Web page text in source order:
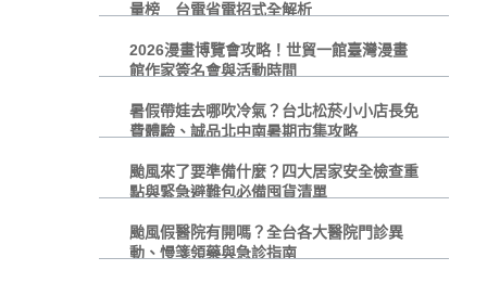
量榜 台電省電招式全解析
2026漫畫博覽會攻略！世貿一館臺灣漫畫
館作家簽名會與活動時間
暑假帶娃去哪吹冷氣？台北松菸小小店長免
費體驗、誠品北中南暑期市集攻略
颱風來了要準備什麼？四大居家安全檢查重
點與緊急避難包必備囤貨清單
颱風假醫院有開嗎？全台各大醫院門診異
動、慢箋領藥與急診指南